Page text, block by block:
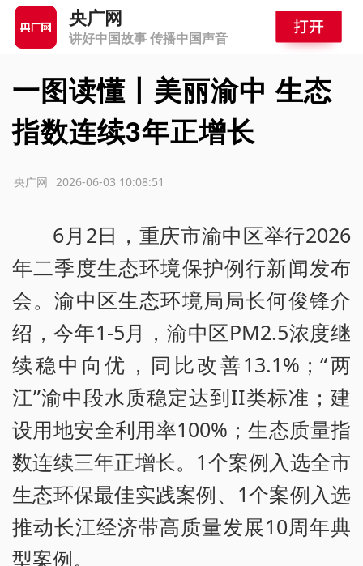
央广网
讲好中国故事 传播中国声音
一图读懂丨美丽渝中 生态
指数连续3年正增长
2026-06-03 10:08:51
央广网
6月2日，重庆市渝中区举行2026
年二季度生态环境保护例行新闻发布
会。渝中区生态环境局局长何俊锋介
绍，今年1-5月，渝中区PM2.5浓度继
续稳中向优，同比改善13.1%；“两
江”渝中段水质稳定达到II类标准；建
设用地安全利用率100%；生态质量指
数连续三年正增长。1个案例入选全市
生态环保最佳实践案例、1个案例入选
推动长江经济带高质量发展10周年典
型案例。